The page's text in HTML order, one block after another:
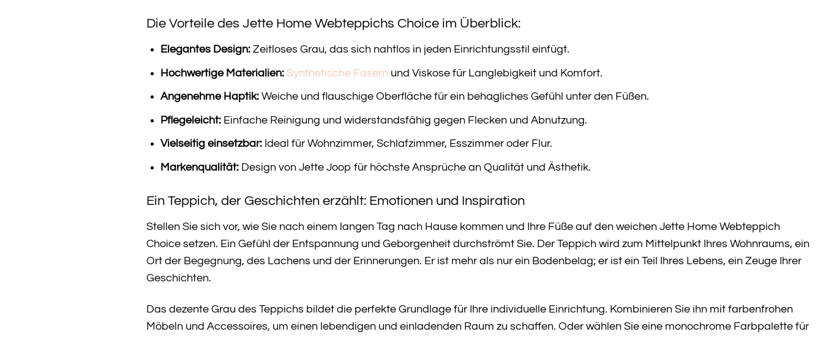
Die Vorteile des Jette Home Webteppichs Choice im Überblick:
Elegantes Design:Zeitloses Grau, das sich nahtlos in jeden Einrichtungsstil einfügt.
Hochwertige Materialien: Synthetische Fasern und Viskose für Langlebigkeit und Komfort.
Angenehme Haptik:Weiche und flauschige Oberfläche für ein behagliches Gefühl unter den Füßen.
Pflegeleicht:Einfache Reinigung und widerstandsfähig gegen Flecken und Abnutzung.
Vielseitig einsetzbar:Ideal für Wohnzimmer, Schlafzimmer, Esszimmer oder Flur.
Markenqualität:Design von Jette Joop für höchste Ansprüche an Qualität und Ästhetik.
Ein Teppich, der Geschichten erzählt: Emotionen und Inspiration
Stellen Sie sich vor, wie Sie nach einem langen Tag nach Hause kommen und Ihre Füße auf den weichen Jette Home Webteppich
Choice setzen. Ein Gefühl der Entspannung und Geborgenheit durchströmt Sie. Der Teppich wird zum Mittelpunkt Ihres Wohnraums, ein
Ort der Begegnung, des Lachens und der Erinnerungen. Er ist mehr als nur ein Bodenbelag; er ist ein Teil Ihres Lebens, ein Zeuge Ihrer
Geschichten.
Das dezente Grau des Teppichs bildet die perfekte Grundlage für Ihre individuelle Einrichtung. Kombinieren Sie ihn mit farbenfrohen
Möbeln und Accessoires, um einen lebendigen und einladenden Raum zu schaffen. Oder wählen Sie eine monochrome Farbpalette für